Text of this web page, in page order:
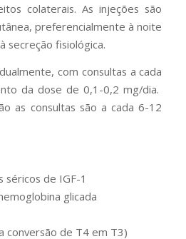
colaterais. As injeções são
preferencialmente à noite
secreção fisiológica.
com consultas a cada
da dose de 0,1-0,2 mg/dia.
as consultas são a cada 6-12
séricos de IGF-1
glicada
conversão de T4 em T3)